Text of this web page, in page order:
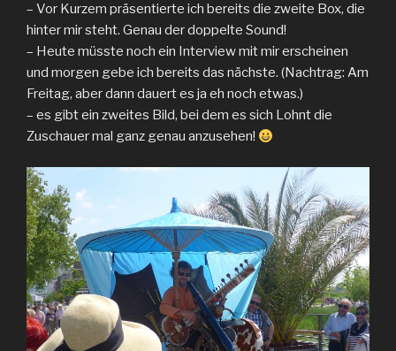
– Vor Kurzem präsentierte ich bereits die zweite Box, die
hinter mir steht. Genau der doppelte Sound!
– Heute müsste noch ein Interview mit mir erscheinen
und morgen gebe ich bereits das nächste. (Nachtrag: Am
Freitag, aber dann dauert es ja eh noch etwas.)
– es gibt ein zweites Bild, bei dem es sich Lohnt die
Zuschauer mal ganz genau anzusehen!